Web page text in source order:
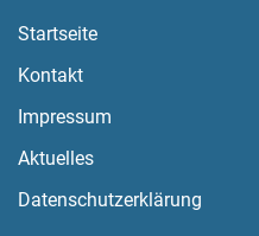
Startseite
Kontakt
Impressum
Aktuelles
Datenschutzerklärung